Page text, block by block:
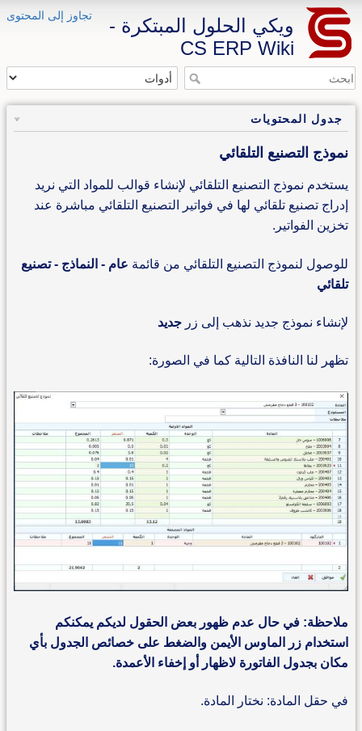
تجاوز إلى المحتوى
ويكي الحلول المبتكرة -
CS ERP Wiki
جدول المحتويات
نموذج التصنيع التلقائي
يستخدم نموذج التصنيع التلقائي لإنشاء قوالب للمواد التي نريد
إدراج تصنيع تلقائي لها في فواتير التصنيع التلقائي مباشرة عند
تخزين الفواتير.
للوصول لنموذج التصنيع التلقائي من قائمة عام - النماذج - تصنيع
تلقائي
لإنشاء نموذج جديد نذهب إلى زر جديد
تظهر لنا النافذة التالية كما في الصورة:
ملاحظة: في حال عدم ظهور بعض الحقول لديكم يمكنكم
استخدام زر الماوس الأيمن والضغط على خصائص الجدول بأي
مكان بجدول الفاتورة لاظهار أو إخفاء الأعمدة.
في حقل المادة: نختار المادة.